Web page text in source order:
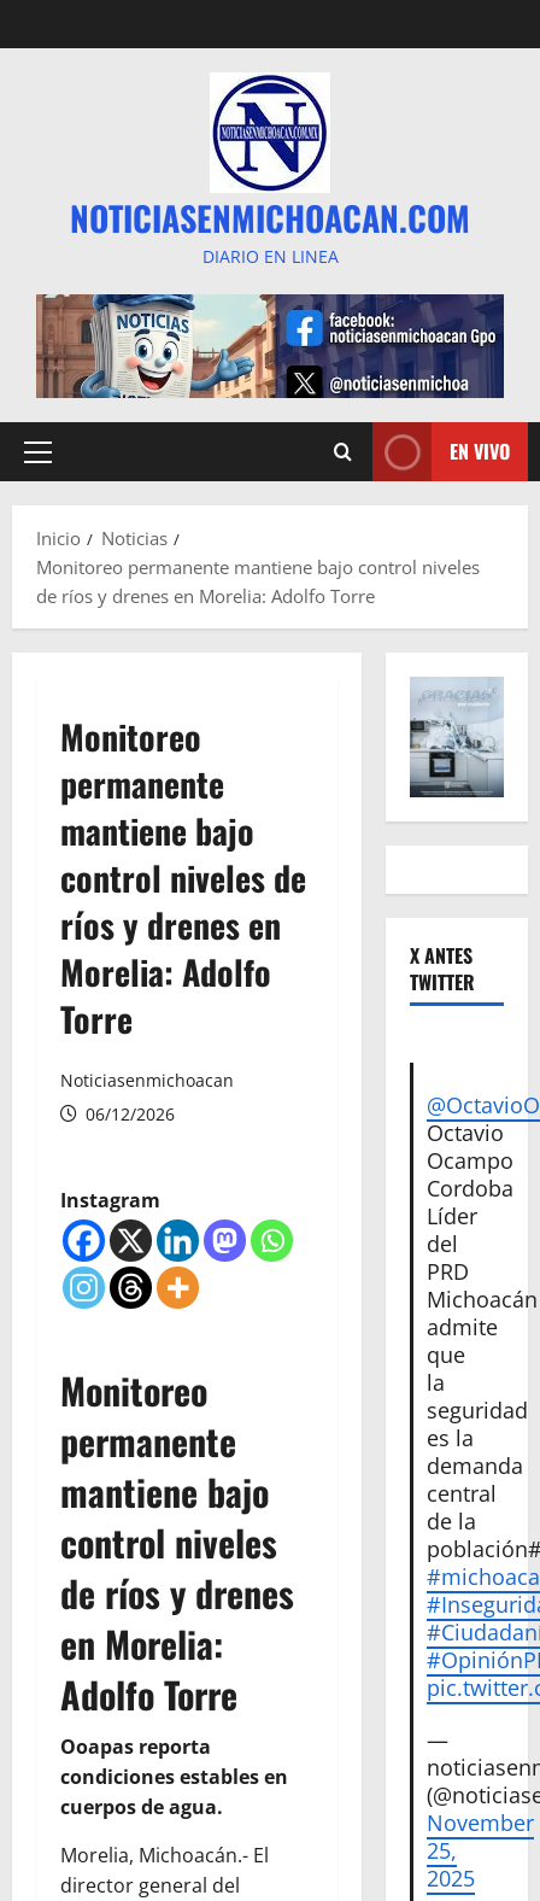
al
NOTICIASENMICHOACAN.COM
DIARIO EN LINEA
Menú
EN VIVO
Inicio
Noticias
Monitoreo permanente mantiene bajo control niveles
de ríos y drenes en Morelia: Adolfo Torre
Monitoreo
permanente
mantiene bajo
control niveles de
ríos y drenes en
Morelia: Adolfo
Torre
Noticiasenmichoacan
06/12/2026
Instagram
Monitoreo
permanente
mantiene bajo
control niveles
de ríos y drenes
en Morelia:
Adolfo Torre
Ooapas reporta
condiciones estables en
cuerpos de agua.
Morelia, Michoacán.- El
director general del
X ANTES
TWITTER
Octavio
Ocampo
Cordoba
Líder
del
PRD
Michoacán
admite
que
la
seguridad
es la
demanda
central
de la
—
November
25,
2025